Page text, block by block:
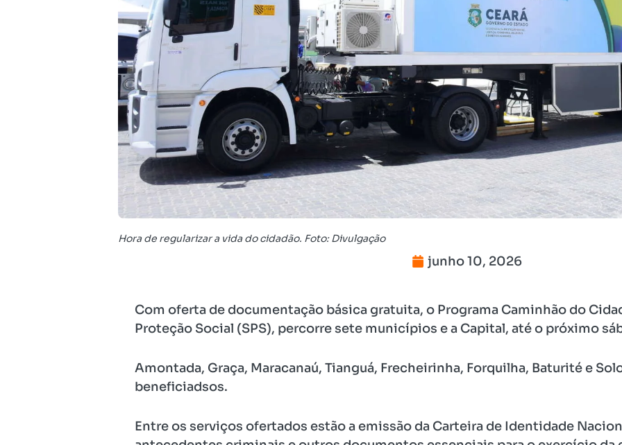
Hora de regularizar a vida do cidadão. Foto: Divulgação
junho 10, 2026
Com oferta de documentação básica gratuita, o Programa Caminhão do
Proteção Social (SPS), percorre sete municípios e a Capital, até o próximo
Amontada, Graça, Maracanaú, Tianguá, Frecheirinha, Forquilha, Baturité e
beneficiadsos.
Entre os serviços ofertados estão a emissão da Carteira de Identidade